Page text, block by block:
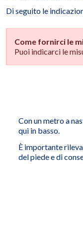
Di seguito le
Come fornirci le
Puoi indicarci le
Con un metro a
qui in basso.
È importante
del piede e di